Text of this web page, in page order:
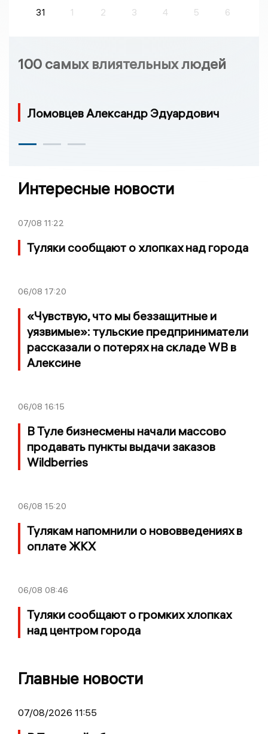
31
1 2 3 4 5 6
100 самых влиятельных людей
Ломовцев Александр Эдуардович
Интересные новости
07/08 11:22
Туляки сообщают о хлопках над города
06/08 17:20
«Чувствую, что мы беззащитные и
уязвимые»: тульские предприниматели
рассказали о потерях на складе WB в
Алексине
06/08 16:15
В Туле бизнесмены начали массово
продавать пункты выдачи заказов
Wildberries
06/08 15:20
Тулякам напомнили о нововведениях в
оплате ЖКХ
06/08 08:46
Туляки сообщают о громких хлопках
над центром города
Главные новости
07/08/2026 11:55